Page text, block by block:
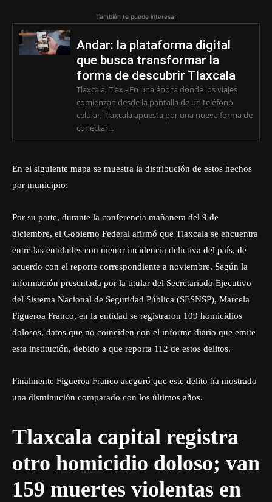
También te puede interesar
Andar: la plataforma digital
que busca transformar la
forma de descubrir Tlaxcala
Tlaxcala, Tlax.- En una época donde los viajes
comienzan desde la pantalla de un teléfono
celular, Tlaxcala apuesta por una nueva forma de
conectar...
En el siguiente mapa se muestra la distribución de estos hechos
por municipio:
Por su parte, durante la conferencia mañanera del 9 de
diciembre, el Gobierno Federal afirmó que Tlaxcala se encuentra
entre las entidades con menor incidencia delictiva del país, de
acuerdo con el reporte correspondiente a noviembre. Según la
información presentada por la titular del Secretariado Ejecutivo
del Sistema Nacional de Seguridad Pública (SESNSP), Marcela
Figueroa Franco, en la entidad se registraron 109 homicidios
dolosos, datos que no coinciden con el informe diario que emite
esta institución, debido a que reporta 112 de estos delitos.
Finalmente Figueroa Franco aseguró que este delito ha mostrado
una disminución comparado con los últimos años.
Tlaxcala capital registra
otro homicidio doloso; van
159 muertes violentas en